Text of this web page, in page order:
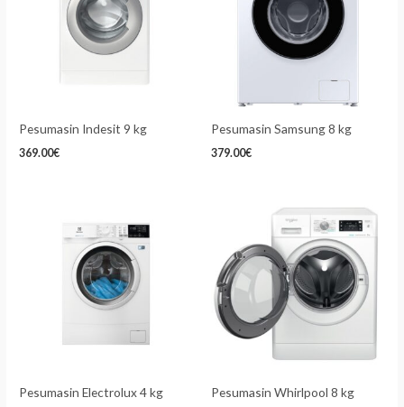
Pesumasin Indesit 9 kg
369.00€
Pesumasin Samsung 8 kg
379.00€
Pesumasin Electrolux 4 kg Pesumasin Whirlpool 8 kg